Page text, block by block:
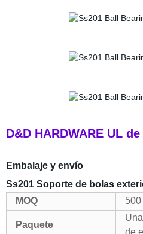
D&D HARDWARE UL
Embalaje y envío
Ss201 Soporte de bolas
MOQ
Paquete
de